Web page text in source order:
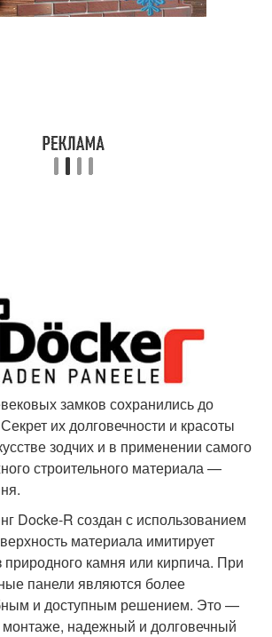
замков сохранились до
их долговечности и красоты
зодчих и в применении самого
строительного материала —
Docke-R создан с использованием
материала имитирует
природного камня или кирпича. При
панели являются более
и доступным решением. Это —
монтаже, надежный и долговечный